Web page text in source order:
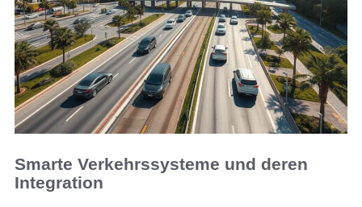
Smarte Verkehrssysteme und deren
Integration